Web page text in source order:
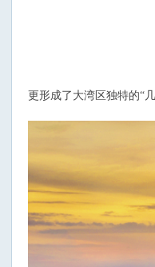
更形成了大湾区独特的“